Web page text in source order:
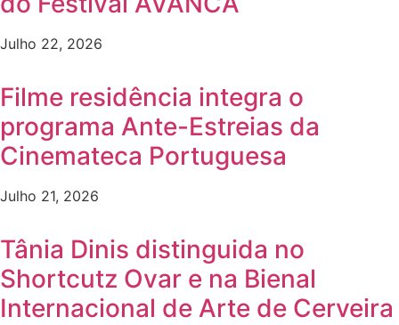
Julho 22, 2026
Filme residência integra o
programa Ante-Estreias da
Cinemateca Portuguesa
Julho 21, 2026
Tânia Dinis distinguida no
Shortcutz Ovar e na Bienal
Internacional de Arte de Cerveira